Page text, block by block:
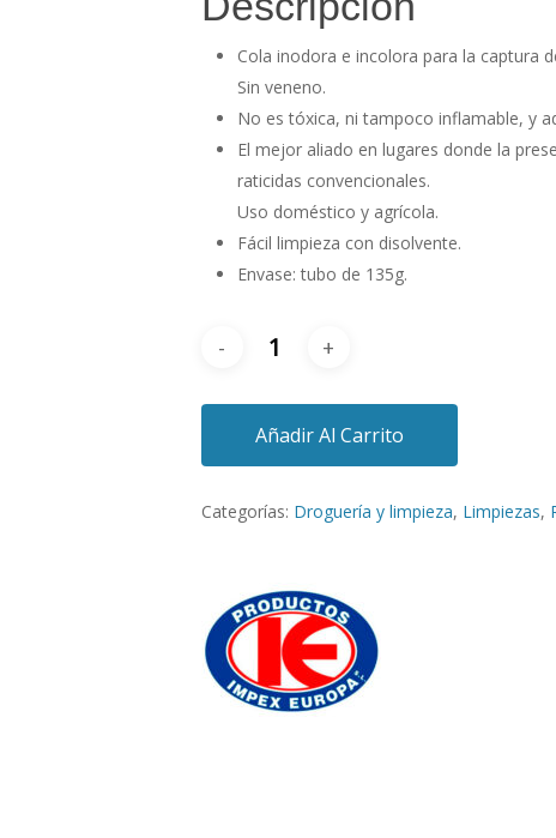
Cola inodora e incolora para la captura
Sin veneno.
No es tóxica, ni tampoco inflamable, y
El mejor aliado en lugares donde la
raticidas convencionales.
Uso doméstico y agrícola.
Fácil limpieza con disolvente.
Envase: tubo de 135g.
Añadir Al Carrito
Categorías: Droguería y limpieza, Limpiezas,